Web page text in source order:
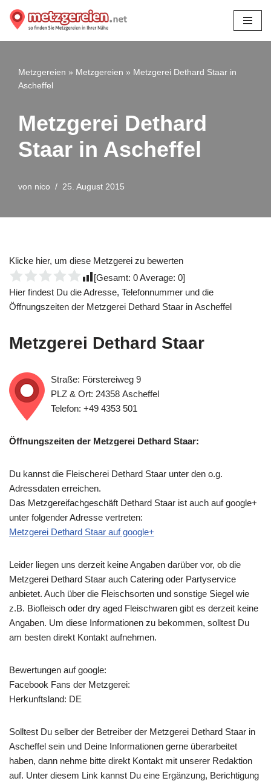
Zum
Metzgereien » Metzgereien » Metzgerei Dethard Staar in
Ascheffel
Metzgerei Dethard
Staar in Ascheffel
von nico 25. August 2015
Klicke hier, um diese Metzgerei zu bewerten
[Gesamt: 0Average: 0]
Hier findest Du die Adresse, Telefonnummer und die
Öffnungszeiten der Metzgerei Dethard Staar in Ascheffel
Metzgerei Dethard Staar
Straße: Förstereiweg 9
PLZ & Ort: 24358 Ascheffel
Telefon: +49 4353 501
Öffnungszeiten der Metzgerei Dethard Staar:
Du kannst die Fleischerei Dethard Staar unter den o.g.
Adressdaten erreichen.
Das Metzgereifachgeschäft Dethard Staar ist auch auf google+
unter folgender Adresse vertreten:
Metzgerei Dethard Staar auf google+
Leider liegen uns derzeit keine Angaben darüber vor, ob die
Metzgerei Dethard Staar auch Catering oder Partyservice
anbietet. Auch über die Fleischsorten und sonstige Siegel wie
z.B. Biofleisch oder dry aged Fleischwaren gibt es derzeit keine
Angaben. Um diese Informationen zu bekommen, solltest Du
am besten direkt Kontakt aufnehmen.
Bewertungen auf google:
Facebook Fans der Metzgerei:
Herkunftsland: DE
Solltest Du selber der Betreiber der Metzgerei Dethard Staar in
Ascheffel sein und Deine Informationen gerne überarbeitet
haben, dann nehme bitte direkt Kontakt mit unserer Redaktion
auf. Unter diesem Link kannst Du eine Ergänzung, Berichtigung